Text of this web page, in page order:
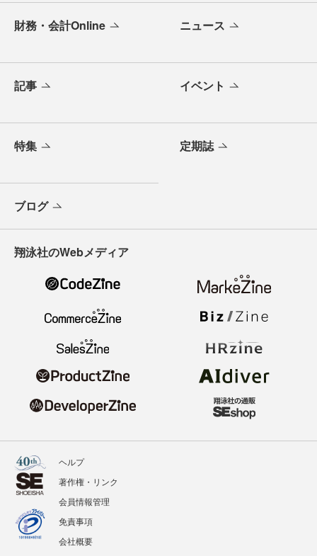
財務・会計Online ニュース
記事 イベント
特集 定期誌
ブログ
翔泳社のWebメディア
ヘルプ
著作権・リンク
会員情報管理
免責事項
会社概要